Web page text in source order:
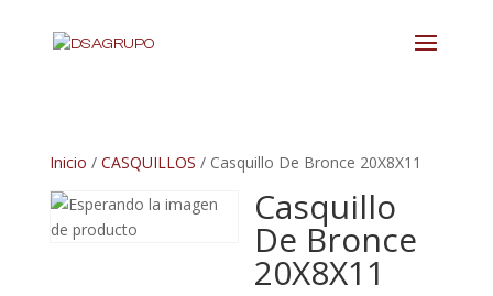
Inicio / CASQUILLOS / Casquillo De Bronce 20X8X11
Casquillo
De Bronce
20X8X11